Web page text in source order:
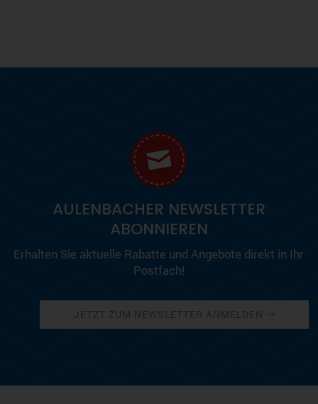
AULENBACHER NEWSLETTER
ABONNIEREN
Erhalten Sie aktuelle Rabatte und Angebote direkt in Ihr
Postfach!
JETZT ZUM NEWSLETTER ANMELDEN